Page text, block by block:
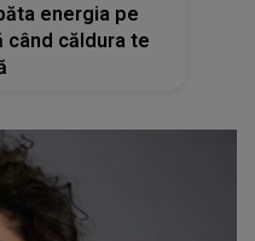
energia pe
când căldura te